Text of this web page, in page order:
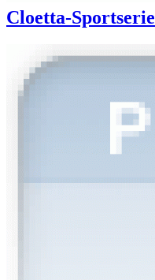
Cloetta-Sportserie